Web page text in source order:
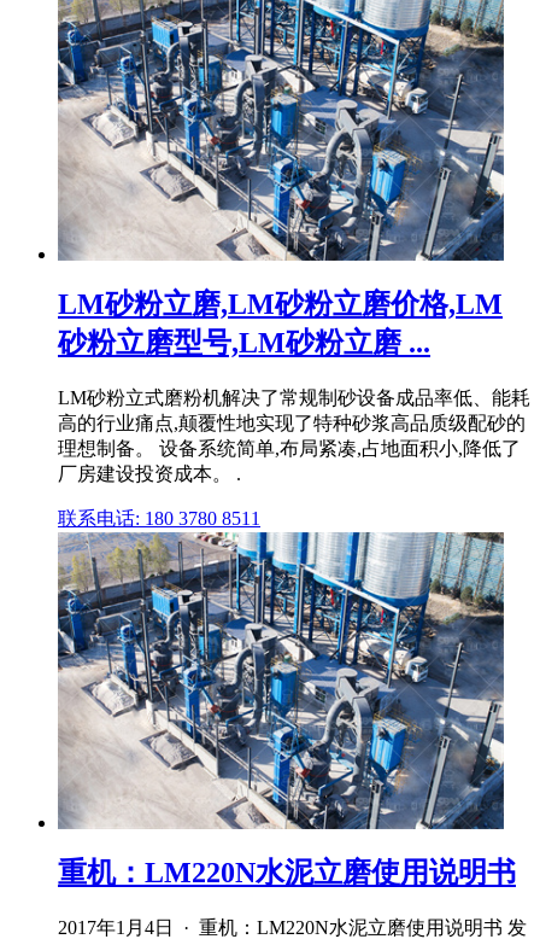
LM砂粉立磨,LM砂粉立磨价格,LM
砂粉立磨型号,LM砂粉立磨 ...
LM砂粉立式磨粉机解决了常规制砂设备成品率低、能耗
高的行业痛点,颠覆性地实现了特种砂浆高品质级配砂的
理想制备。 设备系统简单,布局紧凑,占地面积小,降低了
厂房建设投资成本。 .
联系电话: 180 3780 8511
重机：LM220N水泥立磨使用说明书
2017年1月4日 · 重机：LM220N水泥立磨使用说明书 发